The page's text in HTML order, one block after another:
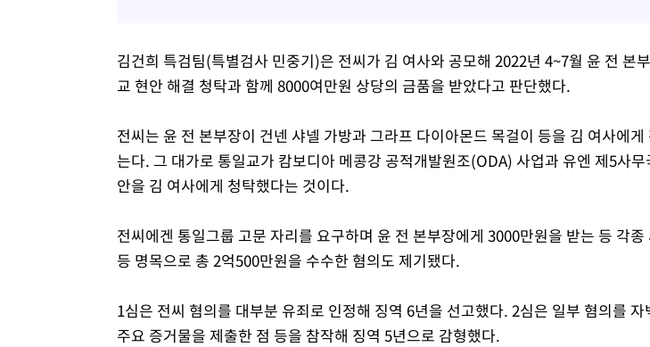
김건희 특검팀(특별검사 민중기)은 전씨가 김 여사와 공모해 2022년 4~7월 윤 전 본
교 현안 해결 청탁과 함께 8000여만원 상당의 금품을 받았다고 판단했다.
전씨는 윤 전 본부장이 건넨 샤넬 가방과 그라프 다이아몬드 목걸이 등을 김 여사에
는다. 그 대가로 통일교가 캄보디아 메콩강 공적개발원조(ODA) 사업과 유엔 제5사무
안을 김 여사에게 청탁했다는 것이다.
전씨에겐 통일그룹 고문 자리를 요구하며 윤 전 본부장에게 3000만원을 받는 등 각종
등 명목으로 총 2억500만원을 수수한 혐의도 제기됐다.
1심은 전씨 혐의를 대부분 유죄로 인정해 징역 6년을 선고했다. 2심은 일부 혐의를
주요 증거물을 제출한 점 등을 참작해 징역 5년으로 감형했다.